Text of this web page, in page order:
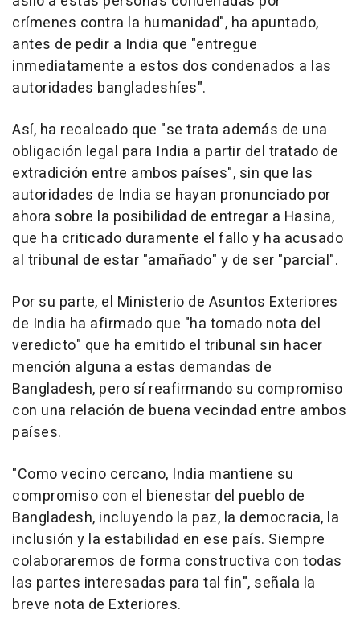
crímenes contra la humanidad", ha apuntado,
antes de pedir a India que "entregue
inmediatamente a estos dos condenados a las
autoridades bangladeshíes".
Así, ha recalcado que "se trata además de una
obligación legal para India a partir del tratado de
extradición entre ambos países", sin que las
autoridades de India se hayan pronunciado por
ahora sobre la posibilidad de entregar a Hasina,
que ha criticado duramente el fallo y ha acusado
al tribunal de estar "amañado" y de ser "parcial".
Por su parte, el Ministerio de Asuntos Exteriores
de India ha afirmado que "ha tomado nota del
veredicto" que ha emitido el tribunal sin hacer
mención alguna a estas demandas de
Bangladesh, pero sí reafirmando su compromiso
con una relación de buena vecindad entre ambos
países.
"Como vecino cercano, India mantiene su
compromiso con el bienestar del pueblo de
Bangladesh, incluyendo la paz, la democracia, la
inclusión y la estabilidad en ese país. Siempre
colaboraremos de forma constructiva con todas
las partes interesadas para tal fin", señala la
breve nota de Exteriores.